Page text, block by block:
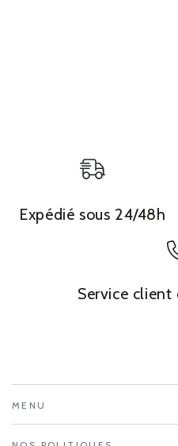
Expédié sous 24/48h
Service client
MENU